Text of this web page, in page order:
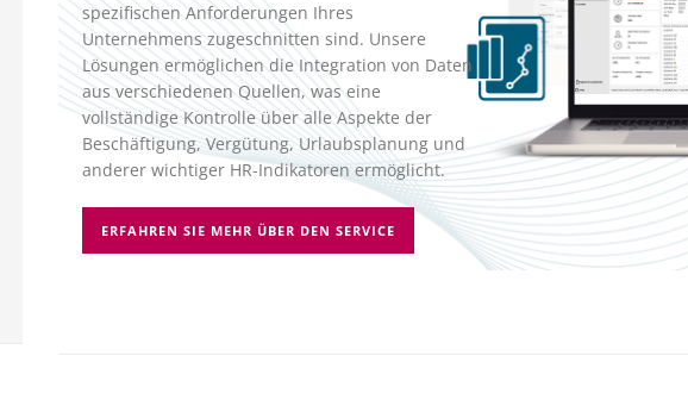
spezifischen Anforderungen Ihres
Unternehmens zugeschnitten sind. Unsere
Lösungen ermöglichen die Integration von Daten
aus verschiedenen Quellen, was eine
vollständige Kontrolle über alle Aspekte der
Beschäftigung, Vergütung, Urlaubsplanung und
anderer wichtiger HR-Indikatoren ermöglicht.
ERFAHREN SIE MEHR ÜBER DEN SERVICE